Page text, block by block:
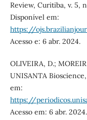
Review, Curitiba, v. 5,
Disponível em:
https://
Acesso e: 6 abr. 2024.
OLIVEIRA, D.;
UNISANTA
em:
https://
Acesso em: 6 abr. 2024.